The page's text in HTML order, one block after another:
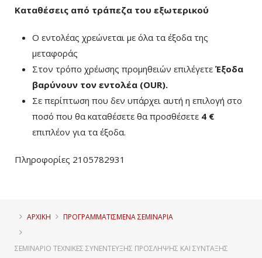
Καταθέσεις από τράπεζα του εξωτερικού
Ο εντολέας χρεώνεται με όλα τα έξοδα της
μεταφοράς
Στον τρόπο χρέωσης προμηθειών επιλέγετε Έξοδα
βαρύνουν τον εντολέα (ΟUR).
Σε περίπτωση που δεν υπάρχει αυτή η επιλογή στο
ποσό που θα καταθέσετε θα προσθέσετε 4 €
επιπλέον για τα έξοδα.
Πληροφορίες 2105782931
ΑΡΧΙΚΗ ΠΡΟΓΡΑΜΜΑΤΙΣΜΈΝΑ ΣΕΜΙΝΆΡΙΑ
ΣΕΜΙΝΆΡΙΟ ΤΕΧΝΙΚΈΣ ΣΥΝΈΝΤΕΥΞΗΣ ΠΡΌΣΛΗΨΗΣ ΚΑΙ ΣΎΝΤΑΞΗΣ